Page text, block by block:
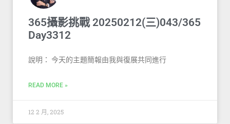
365攝影挑戰 20250212(三)043/365
Day3312
說明： 今天的主題簡報由我與復展共同進行
READ MORE »
12 2 月, 2025